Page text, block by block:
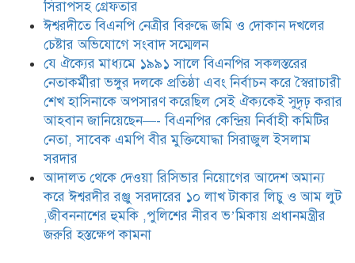
হস্তক্ষেপ কামনা
সিরাপসহ গ্রেফতার
ঈশ্বরদীতে বিএনপি নেত্রীর বিরুদ্ধে জমি ও দোকান দখলের
চেষ্টার অভিযোগে সংবাদ সম্মেলন
যে ঐক্যের মাধ্যমে ১৯৯১ সালে বিএনপির সকলস্তরের
নেতাকর্মীরা ভঙ্গুর দলকে প্রতিষ্ঠা এবং নির্বাচন করে স্বৈরাচারী
শেখ হাসিনাকে অপসারণ করেছিল সেই ঐক্যকেই সুদৃঢ় করার
আহবান জানিয়েছেন—- বিএনপির কেন্দ্রিয় নির্বাহী কমিটির
নেতা, সাবেক এমপি বীর মুক্তিযোদ্ধা সিরাজুল ইসলাম
সরদার
আদালত থেকে দেওয়া রিসিভার নিয়োগের আদেশ অমান্য
করে ঈশ্বরদীর রঞ্জু সরদারের ১০ লাখ টাকার লিচু ও আম লুট
,জীবননাশের হুমকি ,পুলিশের নীরব ভ’মিকায় প্রধানমন্ত্রীর
জরুরি হস্তক্ষেপ কামনা